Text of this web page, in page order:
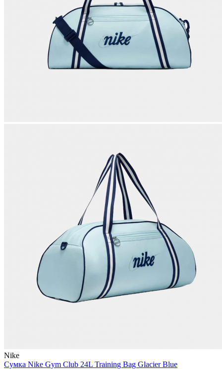
Nike
Сумка Nike Gym Club 24L Training Bag Glacier Blue